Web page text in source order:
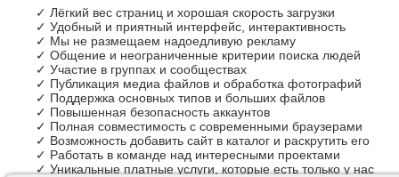
✓ Лёгкий вес страниц и хорошая скорость загрузки
✓ Удобный и приятный интерфейс, интерактивность
✓ Мы не размещаем надоедливую рекламу
✓ Общение и неограниченные критерии поиска людей
✓ Участие в группах и сообществах
✓ Публикация медиа файлов и обработка фотографий
✓ Поддержка основных типов и больших файлов
✓ Повышенная безопасность аккаунтов
✓ Полная совместимость с современными браузерами
✓ Возможность добавить сайт в каталог и раскрутить его
✓ Работать в команде над интересными проектами
✓ Уникальные платные услуги, которые есть только у нас